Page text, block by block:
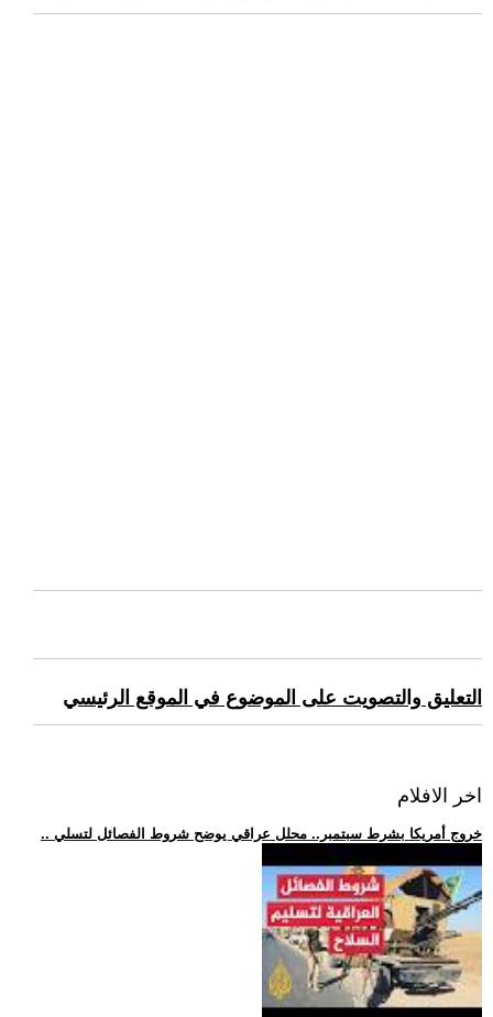
التعليق والتصويت على الموضوع في الموقع الرئيسي
اخر الافلام
.. خروج أمريكا بشرط سبتمبر.. محلل عراقي يوضح شروط الفصائل لتسلي